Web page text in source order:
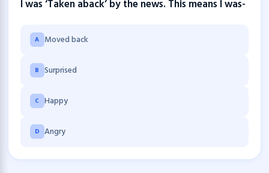
I was ‘Taken aback’ by the news. This means I was-
A Moved back
B Surprised
C Happy
D Angry